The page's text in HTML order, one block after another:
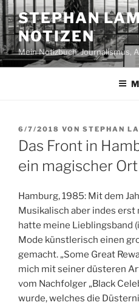
Zum
Inhalt
springen
STEPHAN
NOTIZEN
Mein Notizbuch: Journalismus,
VERÖFFENTLICHT
AM
6/7/2018 VON STEPHAN
Das Front in
ein magischer Ort
Hamburg, 1985: Mit dem
Musikalisch aber indes erst
hatte meine Lieblingsband
Mode künstlerisch einen
gemacht. „Some Great
mich mit seiner düsteren
vom Nachfolger „Black
wurde, welches die